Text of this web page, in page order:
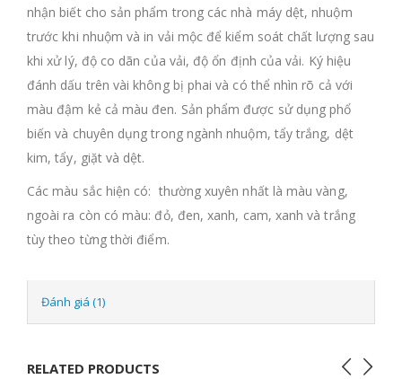
nhận biết cho sản phẩm trong các nhà máy dệt, nhuộm
trước khi nhuộm và in vải mộc để kiểm soát chất lượng sau
khi xử lý, độ co dãn của vải, độ ổn định của vải. Ký hiệu
đánh dấu trên vài không bị phai và có thể nhìn rõ cả với
màu đậm kẻ cả màu đen. Sản phẩm được sử dụng phổ
biến và chuyên dụng trong ngành nhuộm, tẩy trắng, dệt
kim, tẩy, giặt và dệt.
Các màu sắc hiện có: thường xuyên nhất là màu vàng,
ngoài ra còn có màu: đỏ, đen, xanh, cam, xanh và trắng
tùy theo từng thời điểm.
Đánh giá (1)
RELATED PRODUCTS